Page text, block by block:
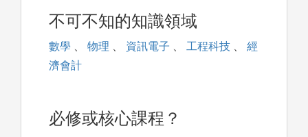
不可不知的知識領域
數學 、 物理 、 資訊電子 、 工程科技 、
經
濟會計
必修或核心課程？